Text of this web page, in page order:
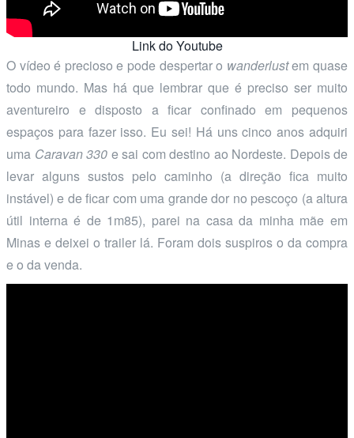
Link do Youtube
O vídeo é precioso e pode despertar o wanderlustem quase
todo mundo. Mas há que lembrar que é preciso ser muito
aventureiro e disposto a ficar confinado em pequenos
espaços para fazer isso. Eu sei! Há uns cinco anos adquiri
uma Caravan 330 e sai com destino ao Nordeste. Depois de
levar alguns sustos pelo caminho (a direção fica muito
instável) e de ficar com uma grande dor no pescoço (a altura
útil interna é de 1m85), parei na casa da minha mãe em
Minas e deixei o trailer lá. Foram dois suspiros o da compra
e o da venda.